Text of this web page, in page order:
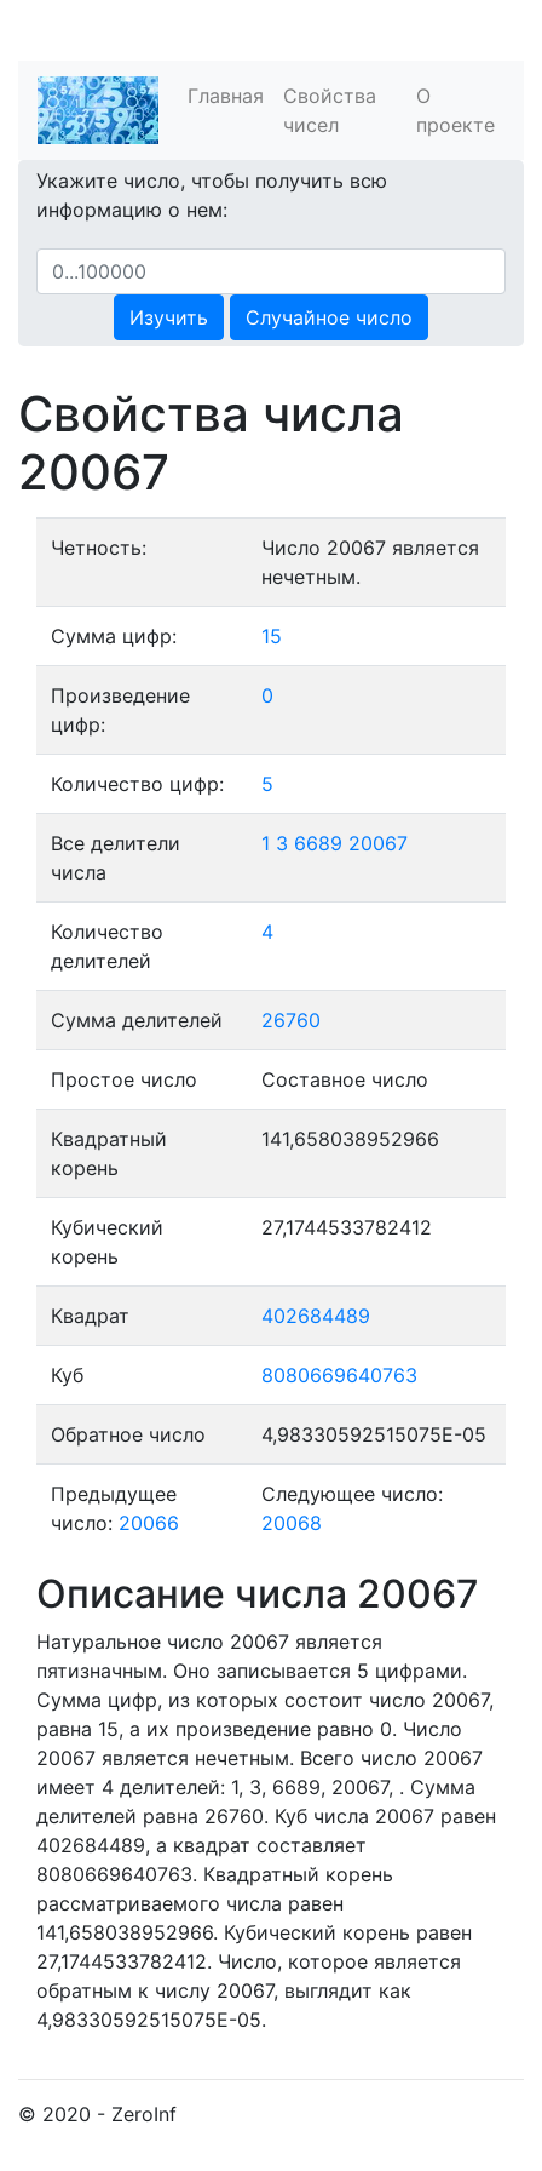
Главная
Свойства
чисел
О
проекте
Укажите число, чтобы получить всю
информацию о нем:
Изучить Случайное число
Свойства числа
20067
Четность:
Число 20067 является
нечетным.
Сумма цифр: 15
Произведение
цифр:
0
Количество цифр: 5
Все делители
числа
1 3 6689 20067
Количество
делителей
4
Сумма делителей 26760
Простое число Составное число
Квадратный
корень
141,658038952966
Кубический
корень
27,1744533782412
Квадрат 402684489
Куб 8080669640763
Обратное число 4,98330592515075E-05
Предыдущее
число: 20066
Следующее число:
20068
Описание числа 20067
Натуральное число 20067 является
пятизначным. Оно записывается 5 цифрами.
Сумма цифр, из которых состоит число 20067,
равна 15, а их произведение равно 0. Число
20067 является нечетным. Всего число 20067
имеет 4 делителей: 1, 3, 6689, 20067, . Сумма
делителей равна 26760. Куб числа 20067 равен
402684489, а квадрат составляет
8080669640763. Квадратный корень
рассматриваемого числа равен
141,658038952966. Кубический корень равен
27,1744533782412. Число, которое является
обратным к числу 20067, выглядит как
4,98330592515075E-05.
© 2020 - ZeroInf